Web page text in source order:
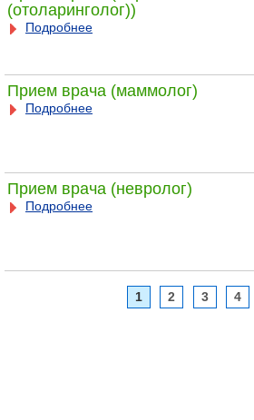
(отоларинголог))
Подробнее
Прием врача (маммолог)
Подробнее
Прием врача (невролог)
Подробнее
1 2 3 4